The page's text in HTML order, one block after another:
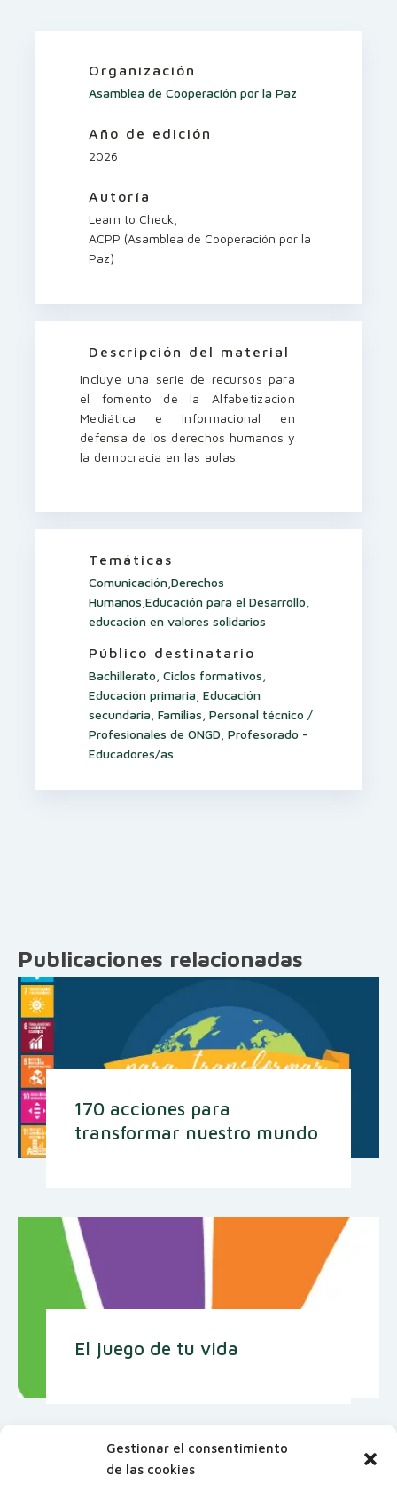
Gestionar el consentimiento
de las cookies
Organización
Asamblea de Cooperación por la Paz
Año de edición
2026
Autoría
Learn to Check,
ACPP (Asamblea de Cooperación por la
Paz)
Descripción del material
Incluye una serie de recursos para
el fomento de la Alfabetización
Mediática e Informacional en
defensa de los derechos humanos y
la democracia en las aulas.
Temáticas
Comunicación Derechos
Humanos Educación para el Desarrollo,
educación en valores solidarios
Público destinatario
Bachillerato Ciclos formativos
Educación primaria Educación
secundaria Familias Personal técnico /
Profesionales de ONGD Profesorado -
Educadores/as
Publicaciones relacionadas
170 acciones para
transformar nuestro mundo
El juego de tu vida